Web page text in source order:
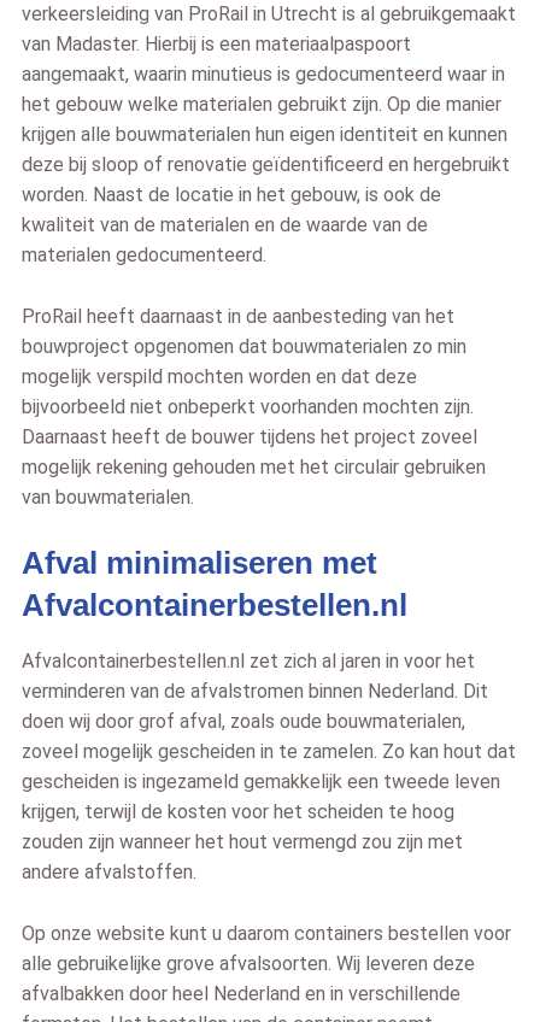
verkeersleiding van ProRail in Utrecht is al gebruikgemaakt
van Madaster. Hierbij is een materiaalpaspoort
aangemaakt, waarin minutieus is gedocumenteerd waar in
het gebouw welke materialen gebruikt zijn. Op die manier
krijgen alle bouwmaterialen hun eigen identiteit en kunnen
deze bij sloop of renovatie geïdentificeerd en hergebruikt
worden. Naast de locatie in het gebouw, is ook de
kwaliteit van de materialen en de waarde van de
materialen gedocumenteerd.
ProRail heeft daarnaast in de aanbesteding van het
bouwproject opgenomen dat bouwmaterialen zo min
mogelijk verspild mochten worden en dat deze
bijvoorbeeld niet onbeperkt voorhanden mochten zijn.
Daarnaast heeft de bouwer tijdens het project zoveel
mogelijk rekening gehouden met het circulair gebruiken
van bouwmaterialen.
Afval minimaliseren met
Afvalcontainerbestellen.nl
Afvalcontainerbestellen.nl zet zich al jaren in voor het
verminderen van de afvalstromen binnen Nederland. Dit
doen wij door grof afval, zoals oude bouwmaterialen,
zoveel mogelijk gescheiden in te zamelen. Zo kan hout dat
gescheiden is ingezameld gemakkelijk een tweede leven
krijgen, terwijl de kosten voor het scheiden te hoog
zouden zijn wanneer het hout vermengd zou zijn met
andere afvalstoffen.
Op onze website kunt u daarom containers bestellen voor
alle gebruikelijke grove afvalsoorten. Wij leveren deze
afvalbakken door heel Nederland en in verschillende